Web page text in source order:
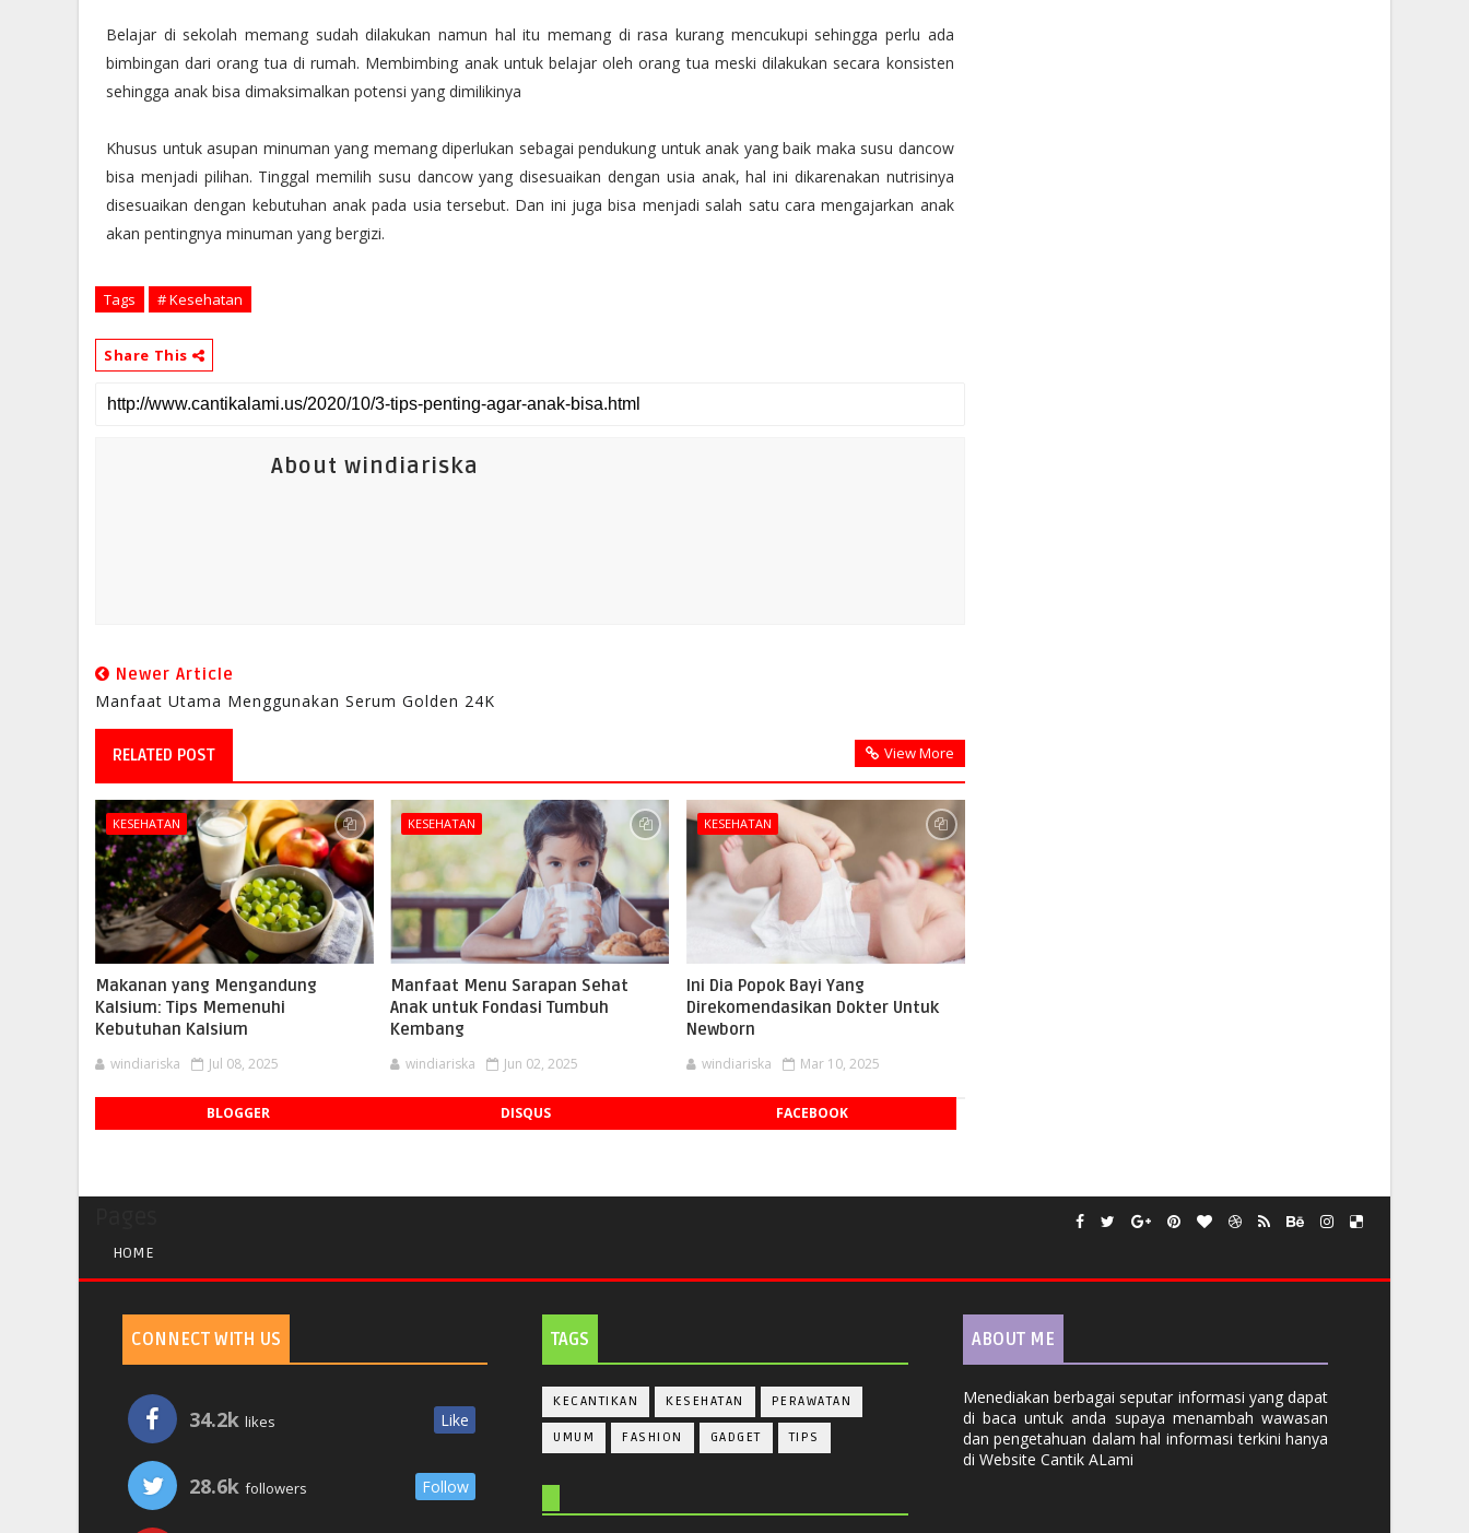
Belajar di sekolah memang sudah dilakukan namun hal itu memang di rasa kurang mencukupi sehingga perlu ada
bimbingan dari orang tua di rumah. Membimbing anak untuk belajar oleh orang tua meski dilakukan secara konsisten
sehingga anak bisa dimaksimalkan potensi yang dimilikinya
Khusus untuk asupan minuman yang memang diperlukan sebagai pendukung untuk anak yang baik maka susu dancow
bisa menjadi pilihan. Tinggal memilih susu dancow yang disesuaikan dengan usia anak, hal ini dikarenakan nutrisinya
disesuaikan dengan kebutuhan anak pada usia tersebut. Dan ini juga bisa menjadi salah satu cara mengajarkan anak
akan pentingnya minuman yang bergizi.
Tags # Kesehatan
Share This
About windiariska
Newer Article
Manfaat Utama Menggunakan Serum Golden 24K
RELATED POST View More
KESEHATAN
Makanan yang Mengandung
Kalsium: Tips Memenuhi
Kebutuhan Kalsium
windiariska Jul 08, 2025
KESEHATAN
Manfaat Menu Sarapan Sehat
Anak untuk Fondasi Tumbuh
Kembang
windiariska Jun 02, 2025
KESEHATAN
Ini Dia Popok Bayi Yang
Direkomendasikan Dokter Untuk
Newborn
windiariska Mar 10, 2025
BLOGGER DISQUS FACEBOOK
HOME
CONNECT WITH US
34.2k likes Like
28.6k followers Follow
TAGS
KECANTIKAN KESEHATAN PERAWATAN
UMUM FASHION GADGET TIPS
ABOUT ME
Menediakan berbagai seputar informasi yang dapat
di baca untuk anda supaya menambah wawasan
dan pengetahuan dalam hal informasi terkini hanya
di Website Cantik ALami